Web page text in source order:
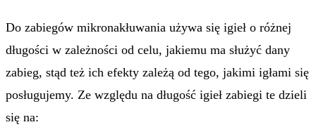
Do zabiegów mikronakłuwania używa się igieł o różnej
długości w zależności od celu, jakiemu ma służyć dany
zabieg, stąd też ich efekty zależą od tego, jakimi igłami się
posługujemy. Ze względu na długość igieł zabiegi te dzieli
się na: